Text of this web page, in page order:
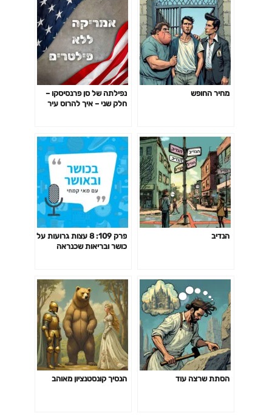
מחיר החופש
נפילתה של סן פרנסיסקו –
חלק שני – איך להרוס עיר
הנדיב
פרק 109: 8 עצות גרועות על
כושר ובריאות שכנראה
הסתת שרצה עוד הנסיך קונסטנציון מאוהב